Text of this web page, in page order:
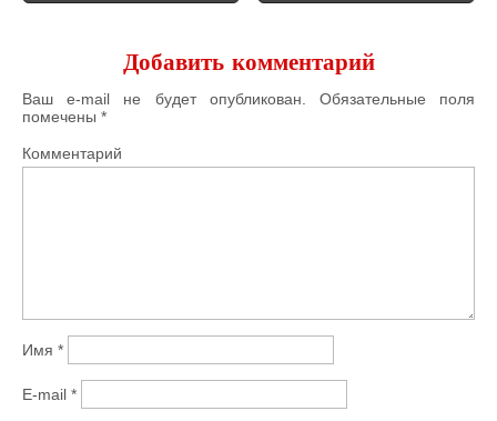
Добавить комментарий
Ваш e-mail не будет опубликован.
Обязательные поля
помечены *
Комментарий
Имя *
E-mail *